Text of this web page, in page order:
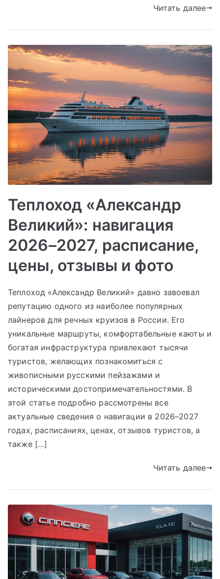
Читать далее
Теплоход «Александр
Великий»: навигация
2026–2027, расписание,
цены, отзывы и фото
Теплоход «Александр Великий» давно завоевал
репутацию одного из наиболее популярных
лайнеров для речных круизов в России. Его
уникальные маршруты, комфортабельные каюты и
богатая инфраструктура привлекают тысячи
туристов, желающих познакомиться с
живописными русскими пейзажами и
историческими достопримечательностями. В
этой статье подробно рассмотрены все
актуальные сведения о навигации в 2026–2027
годах, расписаниях, ценах, отзывов туристов, а
также […]
Читать далее